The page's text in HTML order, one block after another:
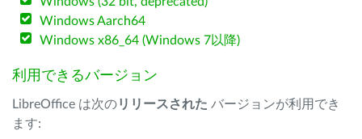
Windows Aarch64
Windows x86_64 (Windows 7以降)
利用できるバージョン
LibreOffice は次のリリースされた バージョンが利用でき
ます: